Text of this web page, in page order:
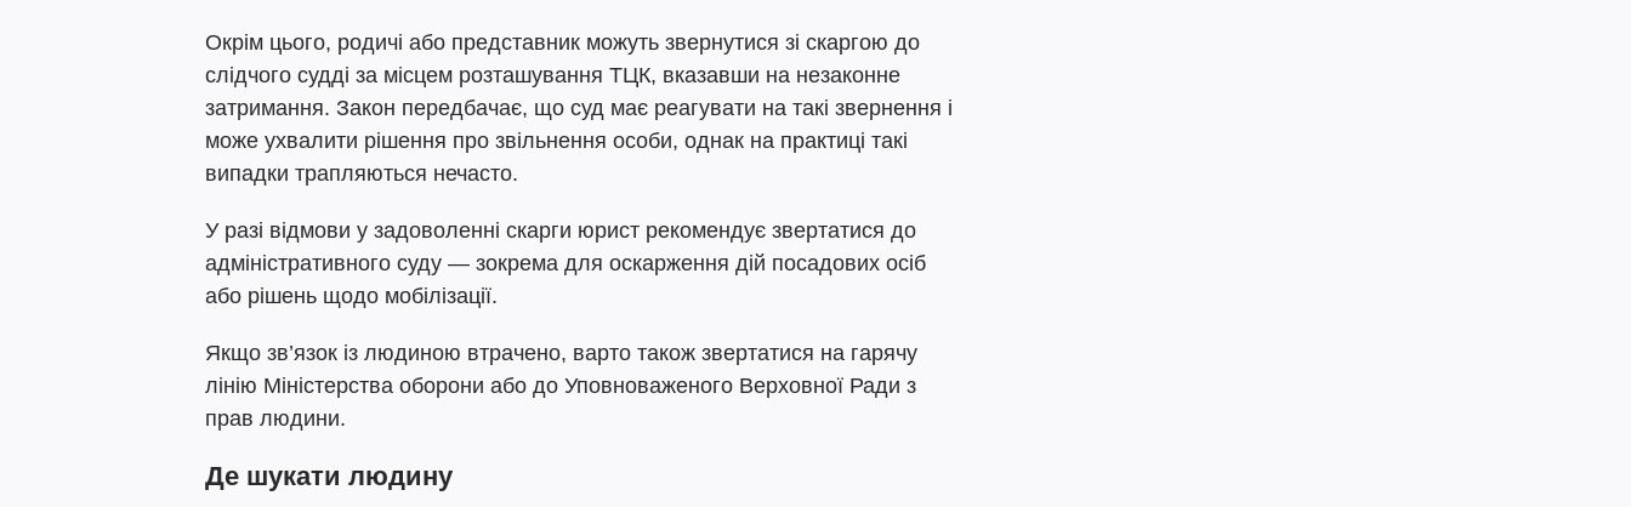
Окрім цього, родичі або представник можуть звернутися зі скаргою до
слідчого судді за місцем розташування ТЦК, вказавши на незаконне
затримання. Закон передбачає, що суд має реагувати на такі звернення і
може ухвалити рішення про звільнення особи, однак на практиці такі
випадки трапляються нечасто.
У разі відмови у задоволенні скарги юрист рекомендує звертатися до
адміністративного суду — зокрема для оскарження дій посадових осіб
або рішень щодо мобілізації.
Якщо зв’язок із людиною втрачено, варто також звертатися на гарячу
лінію Міністерства оборони або до Уповноваженого Верховної Ради з
прав людини.
Де шукати людину